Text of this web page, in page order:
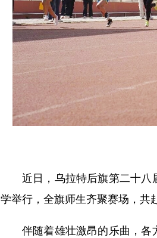
近日，乌拉特后旗第二十八
学举行，全旗师生齐聚赛场，共
伴随着雄壮激昂的乐曲，各